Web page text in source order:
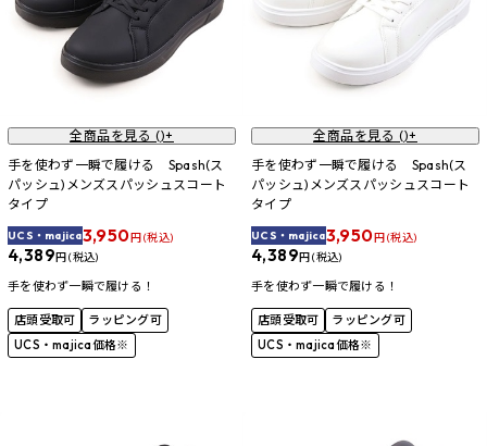
全商品を見る ()+
手を使わず一瞬で履ける Spash(ス
パッシュ)メンズスパッシュスコート
タイプ
UCS・majica3,950円 (税込)
4,389円 (税込)
手を使わず一瞬で履ける！
店頭受取可
ラッピング可
UCS・majica価格※
全商品を見る ()+
手を使わず一瞬で履ける Spash(ス
パッシュ)メンズスパッシュスコート
タイプ
UCS・majica3,950円 (税込)
4,389円 (税込)
手を使わず一瞬で履ける！
店頭受取可
ラッピング可
UCS・majica価格※